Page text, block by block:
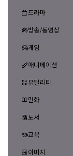
드라마
방송/동영상
게임
애니메이션
유틸리티
만화
도서
교육
이미지